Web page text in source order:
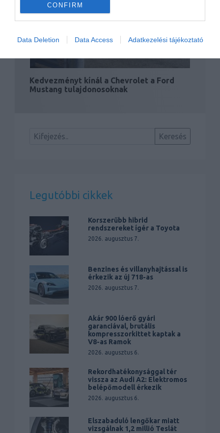
CONFIRM
Data Deletion Data Access Adatkezelési tájékoztató
Kedvezményt kínál a Chevrolet a Ford
Mustang tulajdonosoknak
Legutóbbi cikkek
Korszerűbb hibrid
rendszereket ígér a Toyota
2026. augusztus 7.
Benzines és villanyhajtással is
érkezik az új 718-as
2026. augusztus 7.
Akár 900 lóerő gyári
garanciával, brutális
kompresszorkittet kaptak a
V8-as Ramok
2026. augusztus 6.
Rekordhatékonysággal tér
vissza az Audi A2: Elektromos
belépőmodell érkezik
2026. augusztus 6.
Elszabaduló lengőkar miatt
vizsgálnak 1,2 millió Teslát